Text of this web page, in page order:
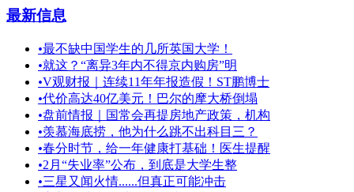
最新信息
•最不缺中国学生的几所英国大学！
•就这？“离异3年内不得京内购房”明
•V观财报｜连续11年年报造假！ST鹏博士
•代价高达40亿美元！巴尔的摩大桥倒塌
•盘前情报｜国常会再提房地产政策，机构
•羡慕海底捞，他为什么跳不出科目三？
•春分时节，给一年健康打基础！医生提醒
•2月“失业率”公布，到底是大学生整
•三星又闻火情......但真正可能冲击